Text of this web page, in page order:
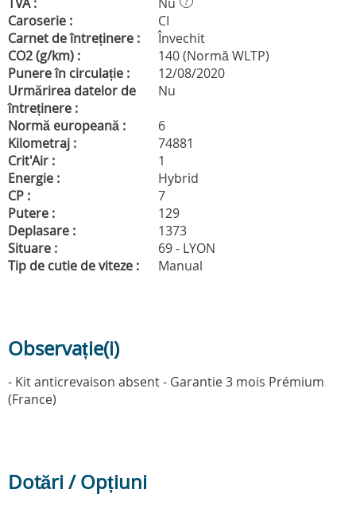
Caroserie :
CI
Carnet de întreținere :
Învechit
CO2 (g/km) :
140 (Normă WLTP)
Punere în circulație :
12/08/2020
Urmărirea datelor de
întreținere :
Nu
Normă europeană :
6
Kilometraj :
74881
Crit'Air :
1
Energie :
Hybrid
CP :
7
Putere :
129
Deplasare :
1373
Situare :
69 - LYON
Tip de cutie de viteze :
Manual
Observație(i)
- Kit anticrevaison absent - Garantie 3 mois Prémium
(France)
Dotări / Opțiuni